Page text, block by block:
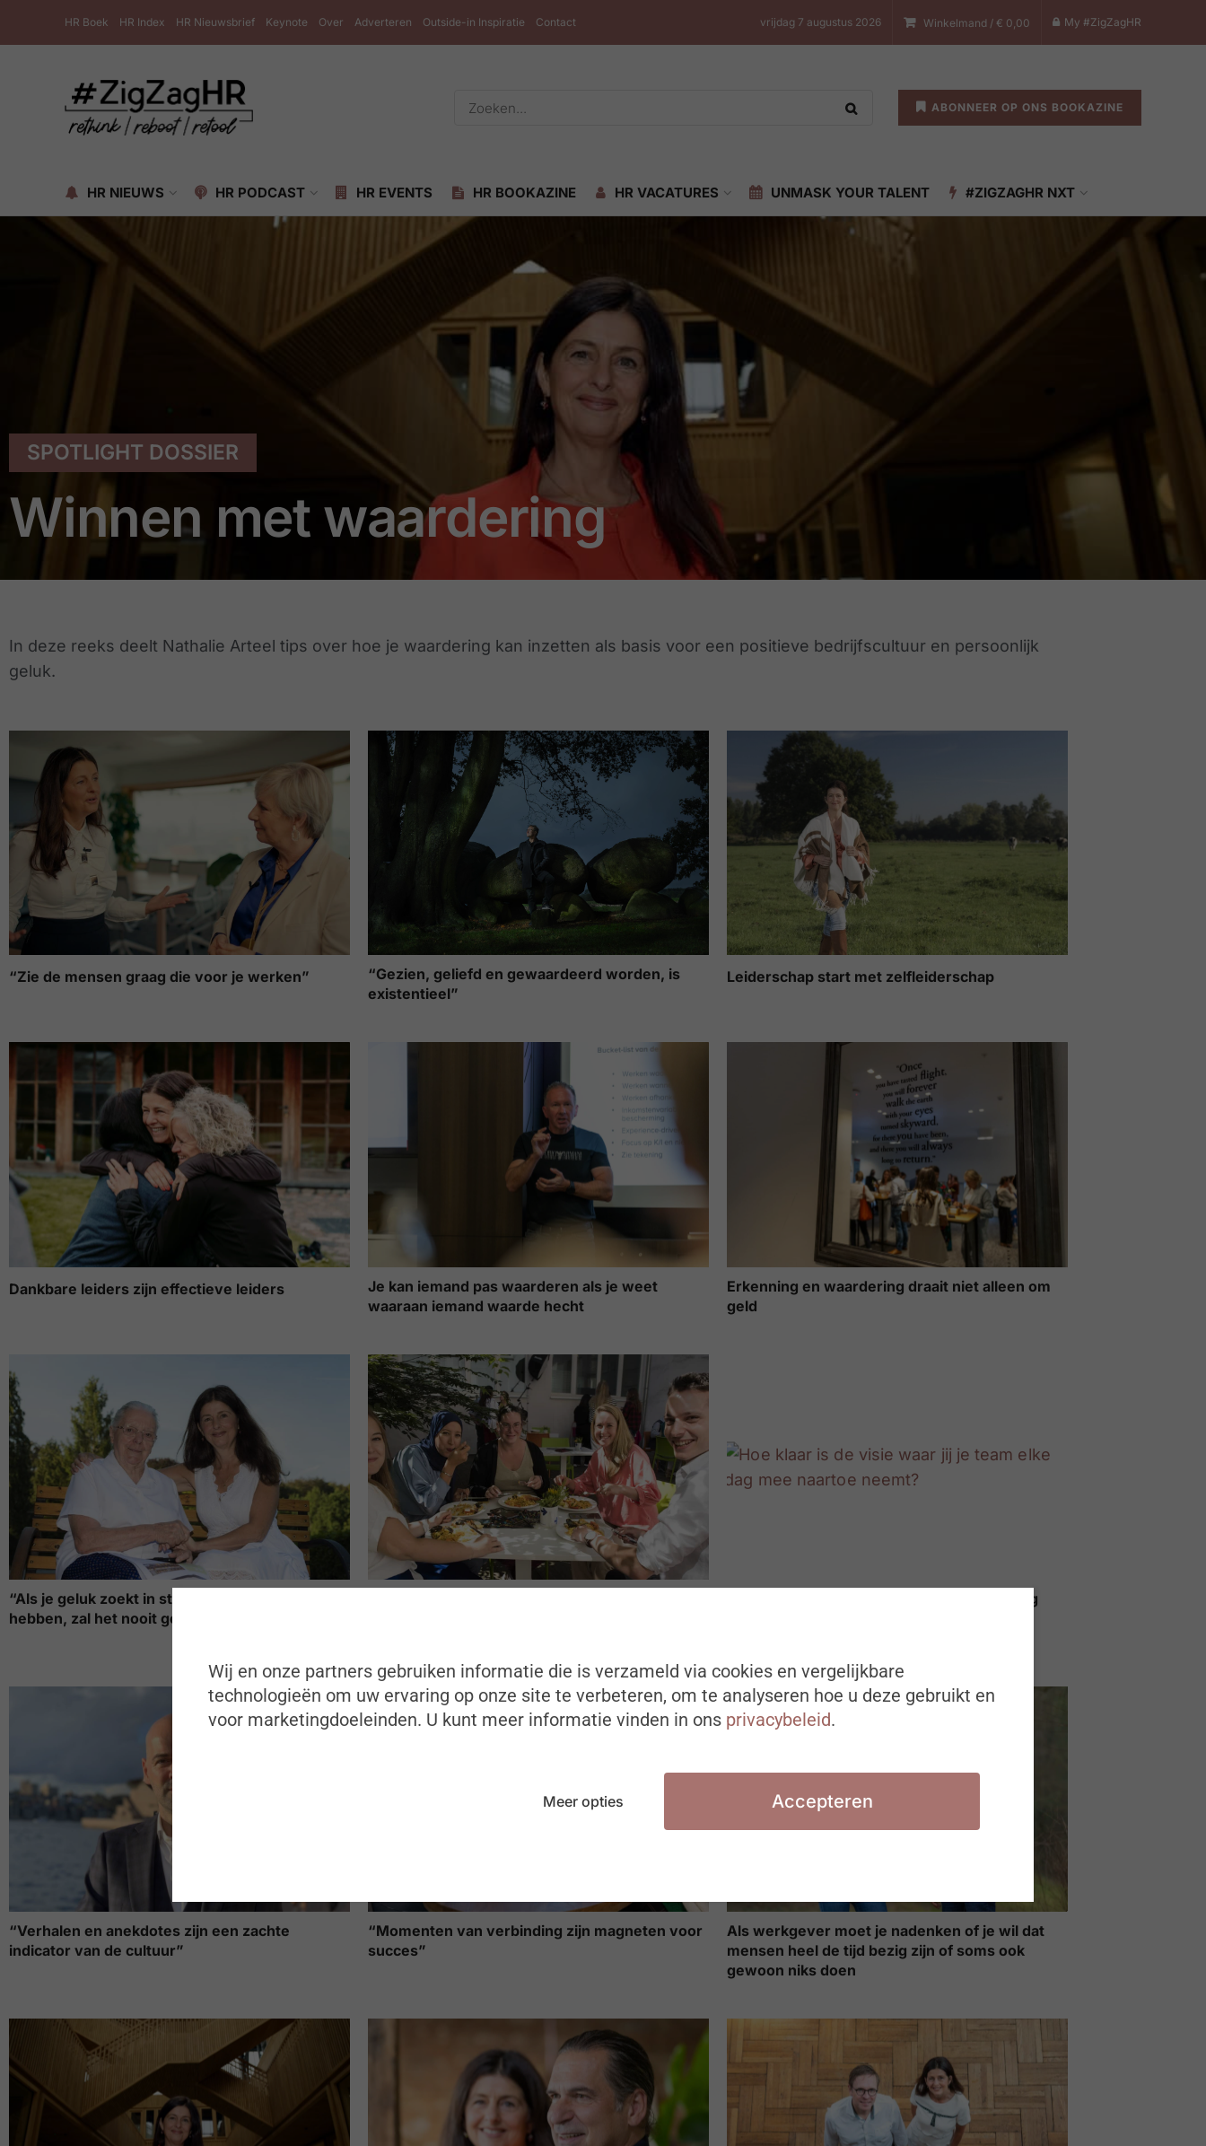
HR Boek HR Index HR Nieuwsbrief Keynote Over Adverteren Outside-in Inspiratie Contact vrijdag 7 augustus 2026 Winkelmand / € 0,00 My #ZigZagHR
ABONNEER OP ONS BOOKAZINE
HR NIEUWS HR PODCAST HR EVENTS HR BOOKAZINE HR VACATURES UNMASK YOUR TALENT #ZIGZAGHR NXT
SPOTLIGHT DOSSIER
Winnen met waardering
In deze reeks deelt Nathalie Arteel tips over hoe je waardering kan inzetten als basis voor een positieve bedrijfscultuur en persoonlijk
geluk.
“Zie de mensen graag die voor je werken”
“Gezien, geliefd en gewaardeerd worden, is
existentieel”
Leiderschap start met zelfleiderschap
Dankbare leiders zijn effectieve leiders
Je kan iemand pas waarderen als je weet
waaraan iemand waarde hecht
Erkenning en waardering draait niet alleen om
geld
“Als je geluk zoekt in steeds meer voordelen
hebben, zal het nooit genoeg zijn”
Hoe klaar is de visie waar jij je team elke dag
“Verhalen en anekdotes zijn een zachte
indicator van de cultuur”
“Momenten van verbinding zijn magneten voor
succes”
Als werkgever moet je nadenken of je wil dat
mensen heel de tijd bezig zijn of soms ook
gewoon niks doen
Wij en onze partners gebruiken informatie die is verzameld via cookies en vergelijkbare
technologieën om uw ervaring op onze site te verbeteren, om te analyseren hoe u deze gebruikt en
voor marketingdoeleinden. U kunt meer informatie vinden in ons privacybeleid.
Meer opties Accepteren